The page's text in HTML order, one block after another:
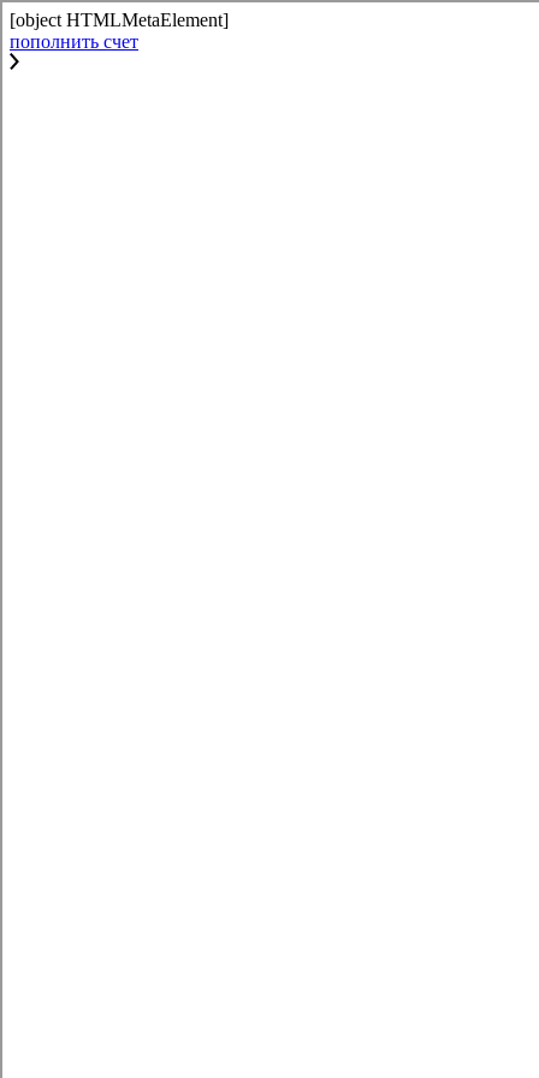
[object HTMLMetaElement]
пополнить счет